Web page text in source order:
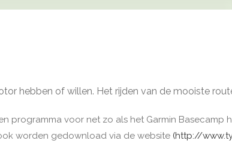
hebben of willen. Het rijden van de mooiste
programma voor net zo als het Garmin Basecamp
worden gedownload via de website (http://